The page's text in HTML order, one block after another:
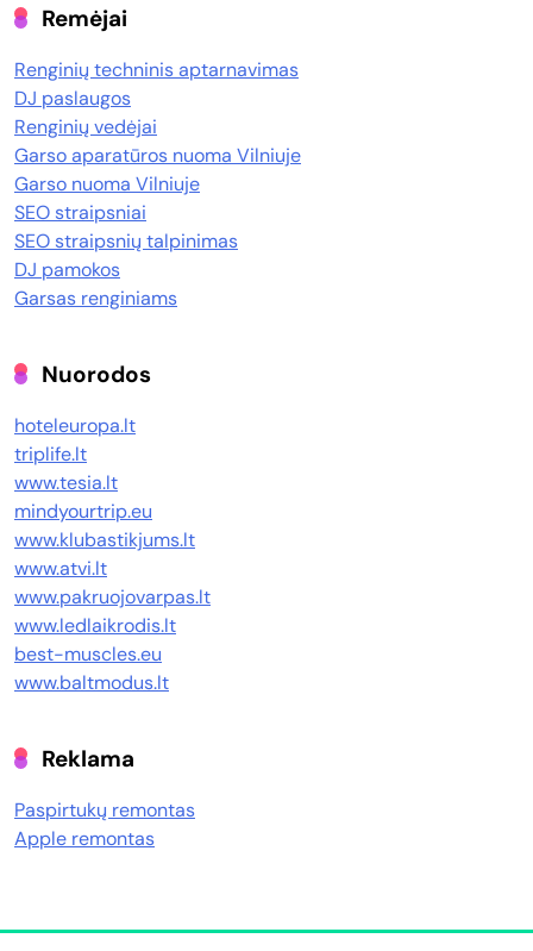
Remėjai
Renginių techninis aptarnavimas
DJ paslaugos
Renginių vedėjai
Garso aparatūros nuoma Vilniuje
Garso nuoma Vilniuje
SEO straipsniai
SEO straipsnių talpinimas
DJ pamokos
Garsas renginiams
Nuorodos
hoteleuropa.lt
triplife.lt
www.tesia.lt
mindyourtrip.eu
www.klubastikjums.lt
www.atvi.lt
www.pakruojovarpas.lt
www.ledlaikrodis.lt
best-muscles.eu
www.baltmodus.lt
Reklama
Paspirtukų remontas
Apple remontas